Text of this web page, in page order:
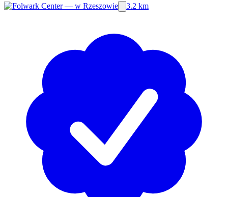
3.2 km